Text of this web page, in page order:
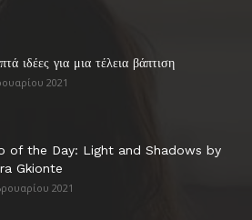
ιδέες για μια τέλεια βάπτιση
2021
of the Day: Light and Shadows by
Gkionte
2021